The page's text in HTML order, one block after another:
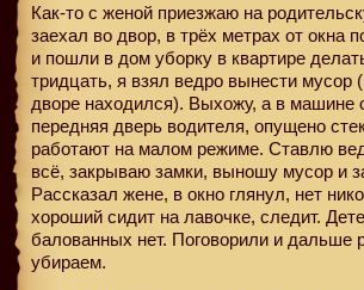
Как-то с женой приезжаю на
заехал во двор, в трёх метрах от окна
и пошли в дом уборку в квартире
тридцать, я взял ведро вынести мусор
дворе находился). Выхожу, а в машине
передняя дверь водителя, опущено
работают на малом режиме. Ставлю
всё, закрываю замки, выношу мусор и
Рассказал жене, в окно глянул, нет
хороший сидит на лавочке, следит.
балованных нет. Поговорили и дальше
убираем.